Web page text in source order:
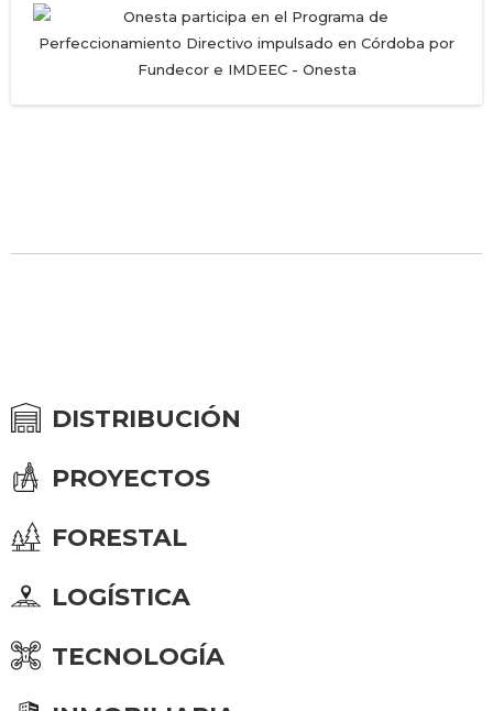
DISTRIBUCIÓN
PROYECTOS
FORESTAL
LOGÍSTICA
TECNOLOGÍA